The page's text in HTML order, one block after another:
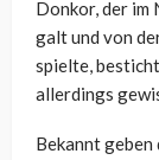
Donkor, der im
galt und von
spielte,
allerdings
Bekannt